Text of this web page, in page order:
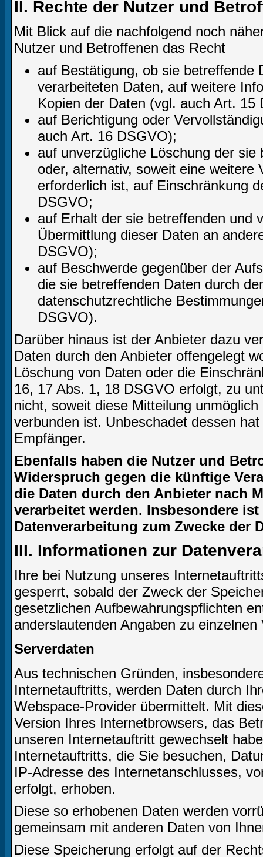
II. Rechte der Nutzer und
Mit Blick auf die nachfolgend noch
Nutzer und Betroffenen das Recht
auf Bestätigung, ob sie betreffende
verarbeiteten Daten, auf weitere
Kopien der Daten (vgl. auch Art. 15
auf Berichtigung oder
auch Art. 16 DSGVO);
auf unverzügliche Löschung der
oder, alternativ, soweit eine
erforderlich ist, auf Einschränkung
DSGVO;
auf Erhalt der sie betreffenden und
Übermittlung dieser Daten an
DSGVO);
auf Beschwerde gegenüber der
die sie betreffenden Daten durch
datenschutzrechtliche
DSGVO).
Darüber hinaus ist der Anbieter dazu
Daten durch den Anbieter offengelegt
Löschung von Daten oder die
16, 17 Abs. 1, 18 DSGVO erfolgt, zu
nicht, soweit diese Mitteilung
verbunden ist. Unbeschadet dessen
Empfänger.
Ebenfalls haben die Nutzer und
Widerspruch gegen die künftige
die Daten durch den Anbieter nach
verarbeitet werden. Insbesondere
Datenverarbeitung zum Zwecke der
III. Informationen zur
Ihre bei Nutzung unseres
gesperrt, sobald der Zweck der
gesetzlichen Aufbewahrungspflichten
anderslautenden Angaben zu
Serverdaten
Aus technischen Gründen,
Internetauftritts, werden Daten durch
Webspace-Provider übermittelt. Mit
Version Ihres Internetbrowsers, das
unseren Internetauftritt gewechselt
Internetauftritts, die Sie besuchen,
IP-Adresse des Internetanschlusses,
erfolgt, erhoben.
Diese so erhobenen Daten werden
gemeinsam mit anderen Daten von
Diese Speicherung erfolgt auf der